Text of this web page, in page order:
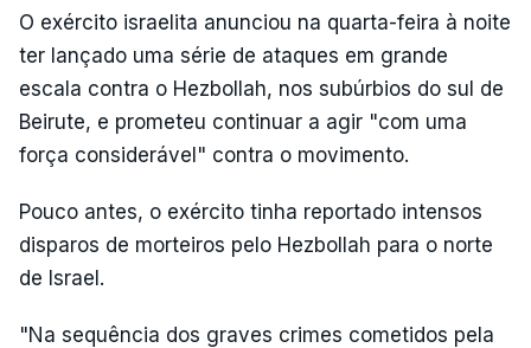
O exército israelita anunciou na quarta-feira à noite
ter lançado uma série de ataques em grande
escala contra o Hezbollah, nos subúrbios do sul de
Beirute, e prometeu continuar a agir "com uma
força considerável" contra o movimento.
Pouco antes, o exército tinha reportado intensos
disparos de morteiros pelo Hezbollah para o norte
de Israel.
"Na sequência dos graves crimes cometidos pela